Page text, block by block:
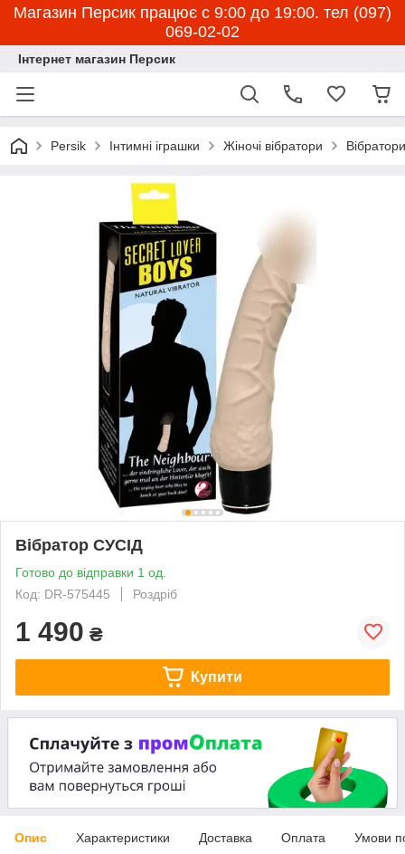
Магазин Персик працює с 9:00 до 19:00. тел (097)
069-02-02
Інтернет магазин Персик
Persik Інтимні іграшки Жіночі вібратори
Вібратор СУСІД
Готово до відправки 1 од.
Код: DR-575445
Роздріб
1 490 ₴
Купити
Опис Характеристики Доставка Оплата Умови